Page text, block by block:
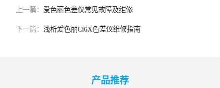
上一篇： 爱色丽色差仪常见故障及维修
下一篇： 浅析爱色丽Ci6X色差仪维修指南
产品推荐